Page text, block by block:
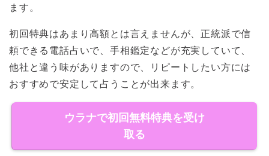
ます。
初回特典はあまり高額とは言えませんが、正統派で信
頼できる電話占いで、手相鑑定などが充実していて、
他社と違う味がありますので、リピートしたい方には
おすすめで安定して占うことが出来ます。
ウラナで初回無料特典を受け
取る